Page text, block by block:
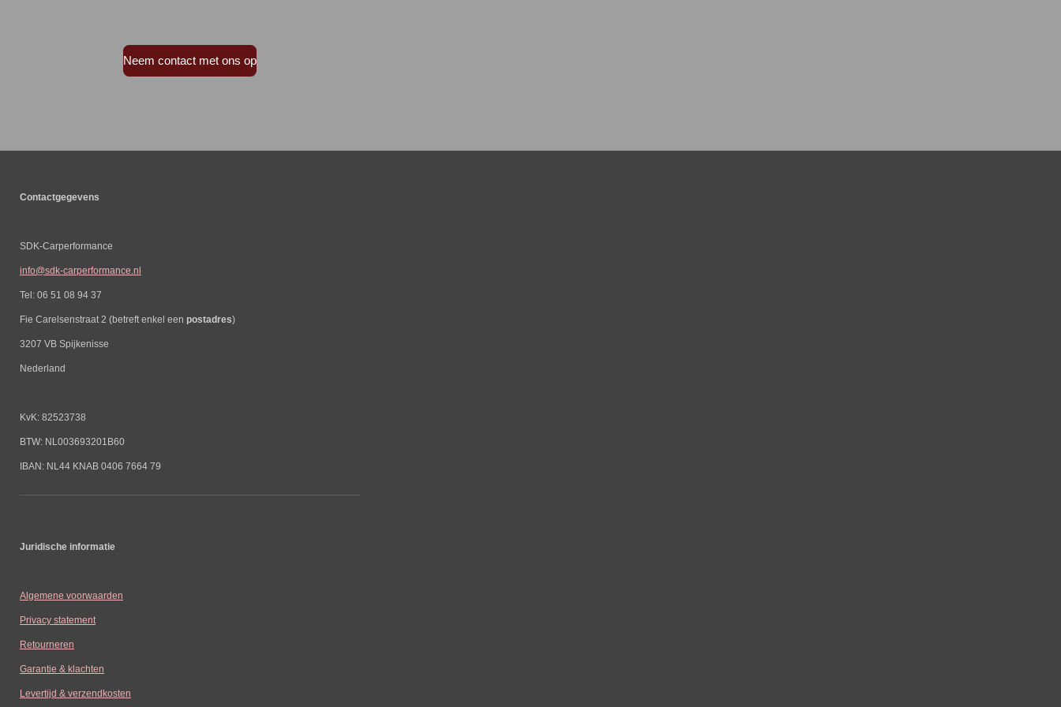
Neem contact met ons op
Contactgegevens
SDK-Carperformance
info@sdk-carperformance.nl
Tel: 06 51 08 94 37
Fie Carelsenstraat 2 (betreft enkel een postadres)
3207 VB Spijkenisse
Nederland
KvK: 82523738
BTW: NL003693201B60
IBAN: NL44 KNAB 0406 7664 79
Juridische informatie
Algemene voorwaarden
Privacy statement
Retourneren
Garantie & klachten
Levertijd & verzendkosten